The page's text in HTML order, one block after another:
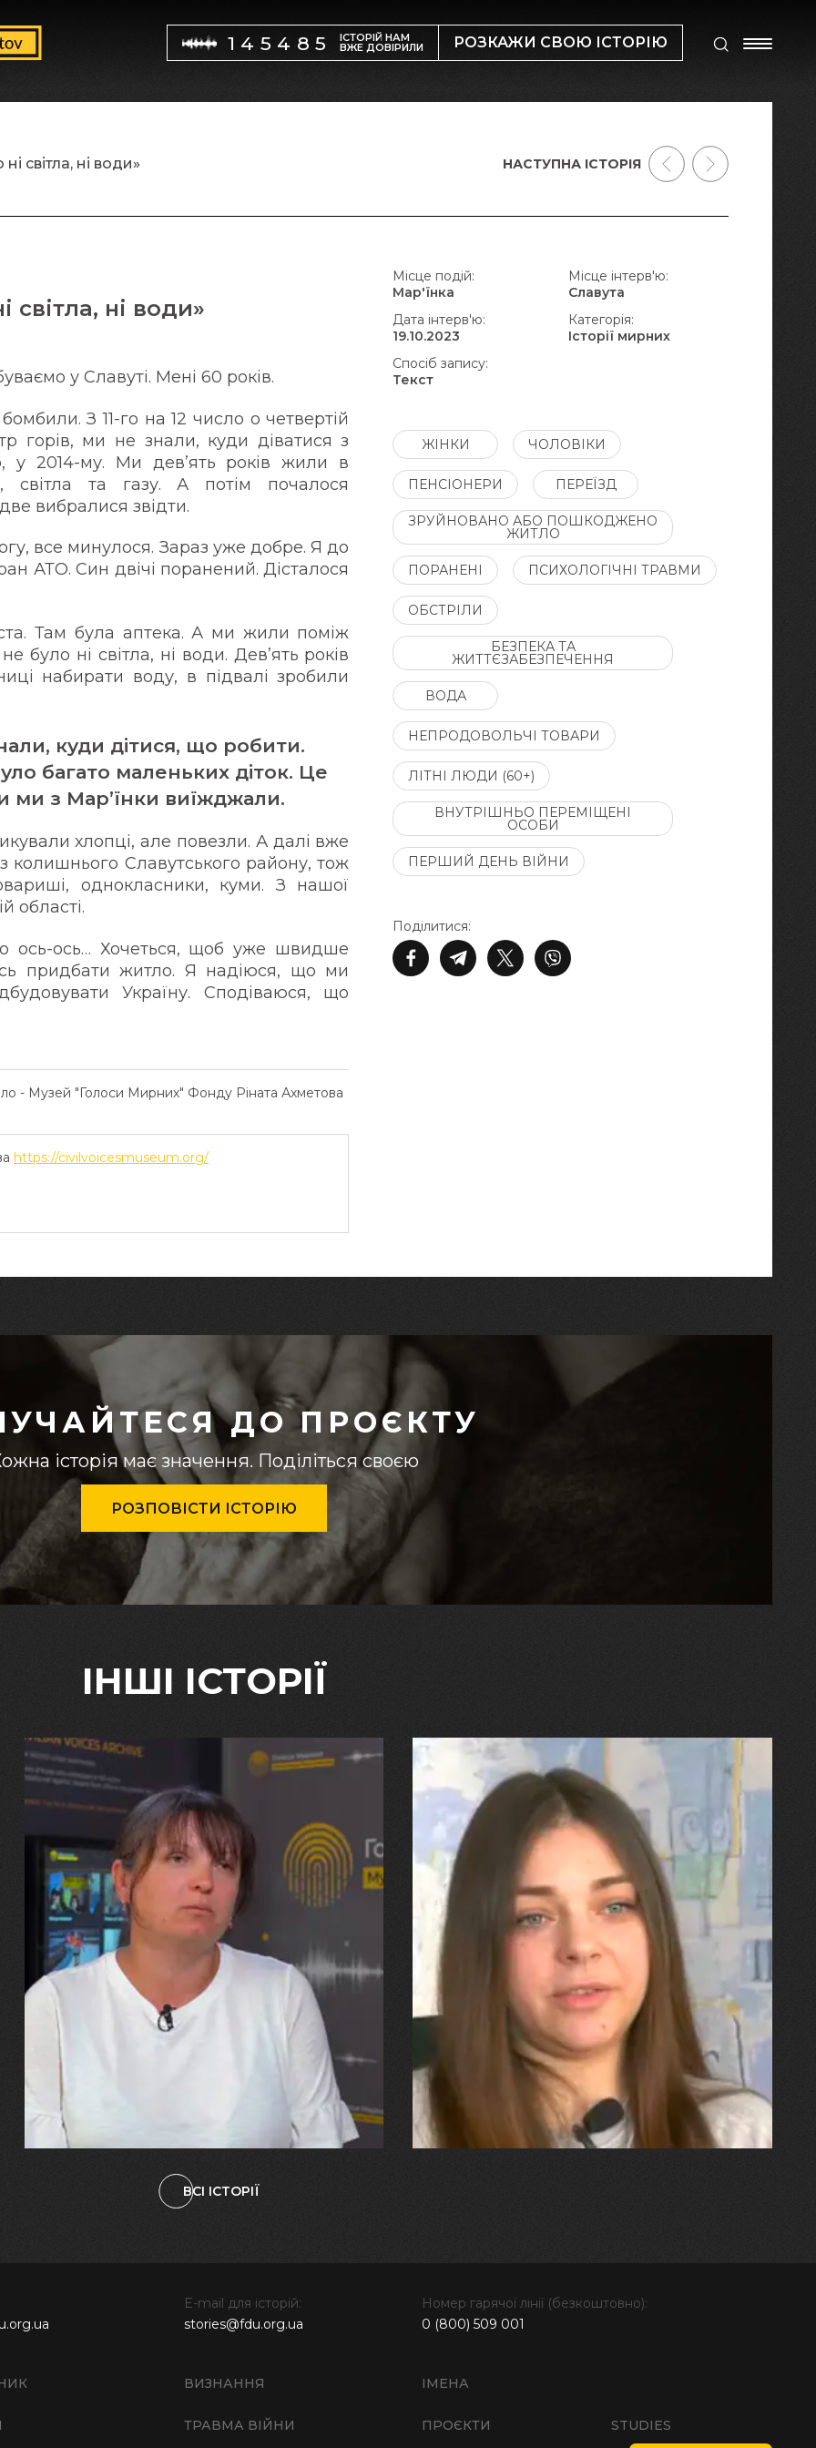
145485 ІСТОРІЙ НАМ
ВЖЕ ДОВІРИЛИ РОЗКАЖИ СВОЮ ІСТОРІЮ
ні води»
у Славуті. Мені 60 років.
З 11-го на 12 число о четвертій
горів, ми не знали, куди діватися з
у 2014-му. Ми дев’ять років жили в
та газу. А потім почалося
вибралися звідти.
все минулося. Зараз уже добре. Я до
АТО. Син двічі поранений. Дісталося
Там була аптека. А ми жили поміж
ні світла, ні води. Дев’ять років
набирати воду, в підвалі зробили
куди дітися, що робити.
багато маленьких діток. Це
ми з Мар’їнки виїжджали.
хлопці, але повезли. А далі вже
колишнього Славутського району, тож
однокласники, куми. З нашої
області.
ось-ось… Хочеться, щоб уже швидше
придбати житло. Я надіюся, що ми
Україну. Сподіваюся, що
- Музей "Голоси Мирних" Фонду Ріната Ахметова
https://civilvoicesmuseum.org/
світла, ні води»
Поділитися:
Місце подій:
Мар'їнка
Місце інтерв'ю:
Славута
Дата інтерв'ю:
19.10.2023
Категорія:
Історії мирних
Спосіб запису:
Текст
ЖІНКИ ЧОЛОВІКИ
ПЕНСІОНЕРИ ПЕРЕЇЗД
ЗРУЙНОВАНО АБО ПОШКОДЖЕНО
ЖИТЛО
ПОРАНЕНІ ПСИХОЛОГІЧНІ ТРАВМИ
ОБСТРІЛИ
БЕЗПЕКА ТА
ЖИТТЄЗАБЕЗПЕЧЕННЯ
ВОДА
НЕПРОДОВОЛЬЧІ ТОВАРИ
ЛІТНІ ЛЮДИ (60+)
ВНУТРІШНЬО ПЕРЕМІЩЕНІ
ОСОБИ
ПЕРШИЙ ДЕНЬ ВІЙНИ
НАСТУПНА ІСТОРІЯ
ДО ПРОЄКТУ
історія має значення. Поділіться своєю
РОЗПОВІСТИ ІСТОРІЮ
ІНШІ ІСТОРІЇ
29.07.2026
Марина, Ваїд та Аміна Харченко
"Попри всі втрати, ми не
зламалися: тепер я бачу
свого вбитого чоловіка у
наших дітях"
27.07.2026
"Я перенесла 11 операцій, та
плакала від фантомного
болю. Але маленька донька
бере за руку і змушує йти
далі"
ВСІ ІСТОРІЇ
ВИЗНАННЯ ІМЕНА
ТРАВМА ВІЙНИ ПРОЄКТИ STUDIES
E-mail для історій:
stories@fdu.org.ua
Номер гарячої лінії (безкоштовно):
0 (800) 509 001